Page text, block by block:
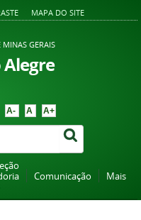
MAPA DO SITE
GERAIS
Alegre
A- A A+
Comunicação
Mais